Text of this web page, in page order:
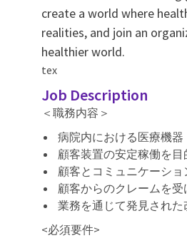
create a world where
realities, and join an
healthier world.
tex
Job Description
＜職務内容＞
病院内における医療機器
顧客装置の安定稼働を
顧客とコミュニケーショ
顧客からのクレームを
業務を通じて発見された
<必須要件>